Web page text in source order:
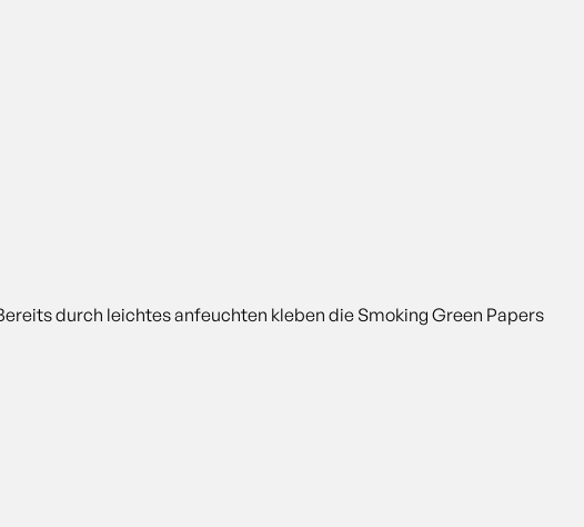
durch leichtes anfeuchten kleben die Smoking Green Papers